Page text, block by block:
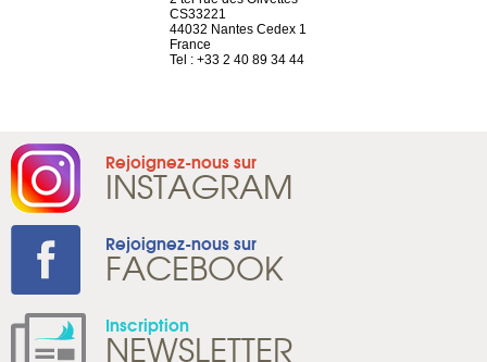
CS33221
44032 Nantes Cedex 1
France
Tel : +33 2 40 89 34 44
Rejoignez-nous sur
INSTAGRAM
Rejoignez-nous sur
FACEBOOK
Inscription
NEWSLETTER